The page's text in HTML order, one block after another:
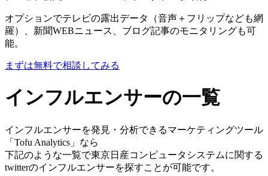
オプションでテレビの露出データ（音声＋フリップなども網
羅）、新聞WEBニュース、ブログ記事のモニタリングも可
能。
まずは無料で相談してみる
インフルエンサーの一覧
インフルエンサーを発見・分析できるマーケティングツール
「Tofu Analytics」なら
下記のような一覧で東京日産コンピュータシステムに関する
twitterのインフルエンサーを探すことが可能です。